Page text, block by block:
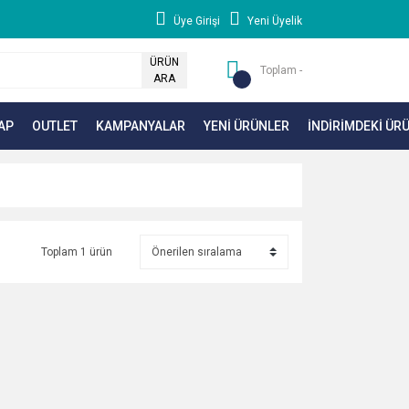
Üye Girişi Yeni Üyelik
ÜRÜN
ARA
Toplam -
OUTLET KAMPANYALAR YENİ ÜRÜNLER İNDİRİMDEKİ
Toplam 1 ürün